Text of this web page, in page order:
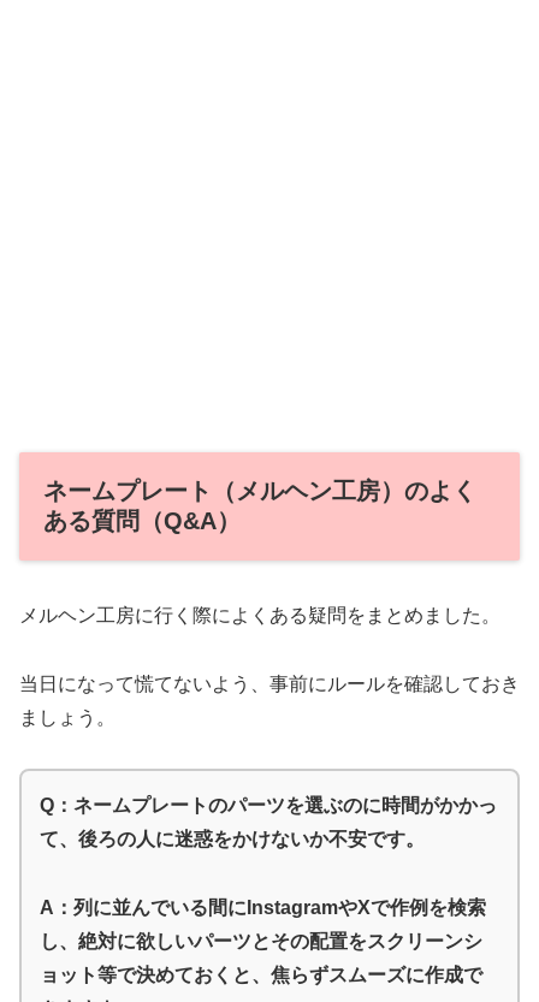
ネームプレート（メルヘン工房）のよく
ある質問（Q&A）
メルヘン工房に行く際によくある疑問をまとめました。
当日になって慌てないよう、事前にルールを確認しておき
ましょう。
Q：ネームプレートのパーツを選ぶのに時間がかかっ
て、後ろの人に迷惑をかけないか不安です。
A：列に並んでいる間にInstagramやXで作例を検索
し、絶対に欲しいパーツとその配置をスクリーンシ
ョット等で決めておくと、焦らずスムーズに作成で